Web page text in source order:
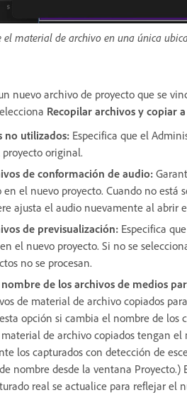
el material de archivo en una única
nuevo archivo de proyecto que se
Recopilar archivos y copiar
no utilizados: Especifica que el
original.
de conformación de audio:
el nuevo proyecto. Cuando no está
ajusta el audio nuevamente al abrir
de previsualización: Especifica
el nuevo proyecto. Si no se
no se procesan.
de los archivos de medios
de material de archivo copiados
opción si cambia el nombre de los
de archivo copiados tengan
los capturados con detección de
nombre desde la ventana
real se actualice para reflejar el